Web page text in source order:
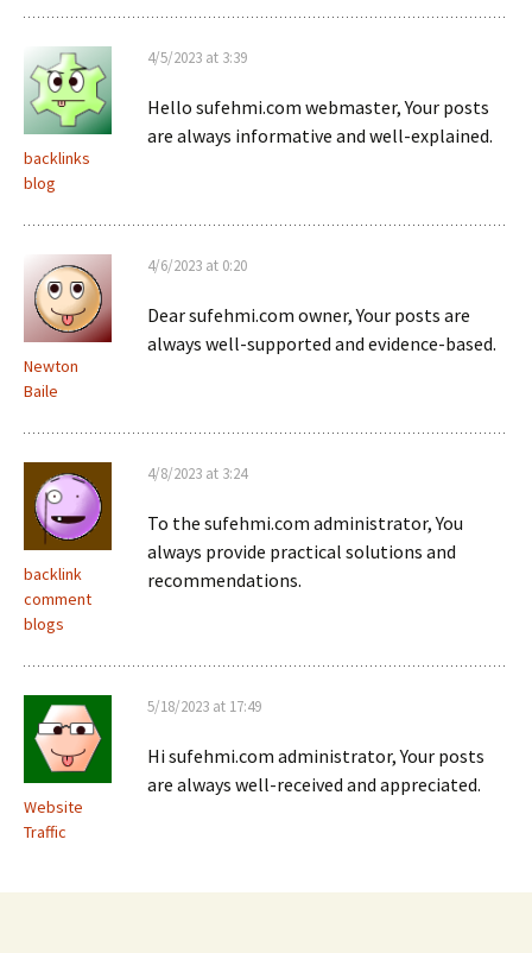
backlinks
blog
4/5/2023 at 3:39
Hello sufehmi.com webmaster, Your posts
are always informative and well-explained.
Newton
Baile
4/6/2023 at 0:20
Dear sufehmi.com owner, Your posts are
always well-supported and evidence-based.
backlink
comment
blogs
4/8/2023 at 3:24
To the sufehmi.com administrator, You
always provide practical solutions and
recommendations.
Website
Traffic
5/18/2023 at 17:49
Hi sufehmi.com administrator, Your posts
are always well-received and appreciated.